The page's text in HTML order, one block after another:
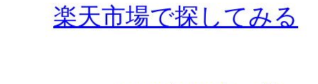
楽天市場で探してみる